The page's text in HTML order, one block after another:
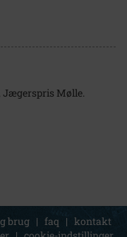
Jægerspris Mølle.
brug | faq | kontakt